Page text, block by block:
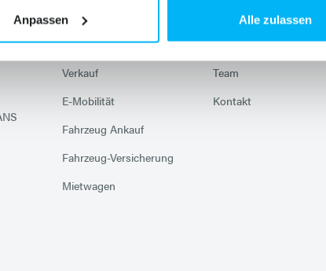
Anpassen Alle zulassen
Karosserie
Probefahrt
Verkauf
E-Mobilität
Fahrzeug Ankauf
Fahrzeug-Versicherung
Mietwagen
Unternehmen
Karriere
Team
Kontakt